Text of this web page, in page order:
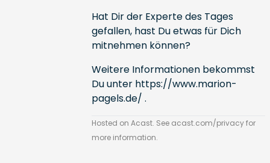
Hat Dir der Experte des Tages
gefallen, hast Du etwas für Dich
mitnehmen können?
Weitere Informationen bekommst
Du unter https://www.marion-
pagels.de/ .
Hosted on Acast. See acast.com/privacyfor
more information.